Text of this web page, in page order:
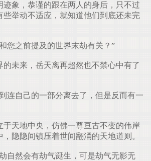
迹象，恭谨的跟在两人的身后，只不过
些举动不适应，就知道他们到底还未完
您之前提及的世界末劫有关？”
未来，岳天离再超然也不禁心中有了
连自己的一部分离去了，但是反而有一
天地中央，仿佛一尊亘古不变的伟岸
隐隐间镇压着世间翻涌的天地道则。
自然会有劫气诞生，可是劫气无影无